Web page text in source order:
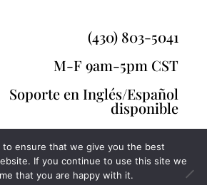
(430) 803-5041
M-F 9am-5pm CST
Soporte en Inglés/Español
disponible
2019, All rights Reserved.
to ensure that we give you the best
If you continue to use this site we
that you are happy with it.